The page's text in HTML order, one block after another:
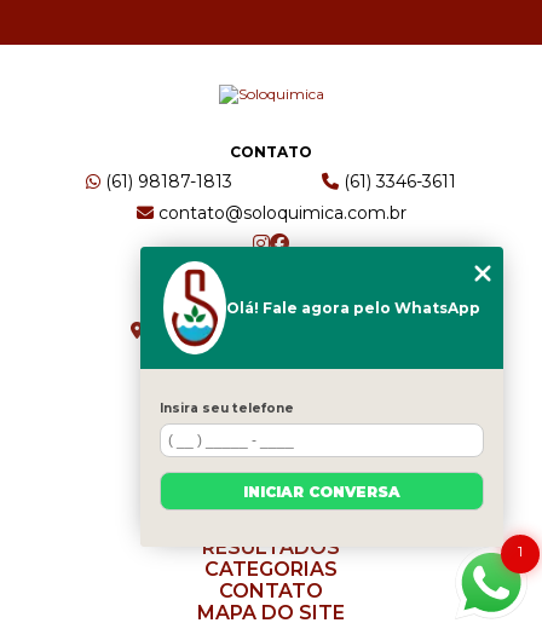
CONTATO
(61) 98187-1813
(61) 3346-3611
contato@soloquimica.com.br
ENDEREÇO
CRS 511 Sul, Bl B, Sl 49 - Asa Sul
Brasília - DF - CEP: 70361-520
HOME
EMPRESA
SERVIÇOS
RESULTADOS
CATEGORIAS
CONTATO
MAPA DO SITE
1
Olá! Fale agora pelo WhatsApp
Insira seu telefone
INICIAR CONVERSA